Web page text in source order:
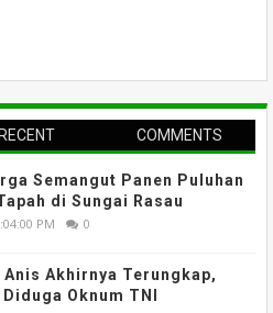
COMMENTS
Semangut Panen Puluhan
di Sungai Rasau
PM 0
Anis Akhirnya Terungkap,
Oknum TNI